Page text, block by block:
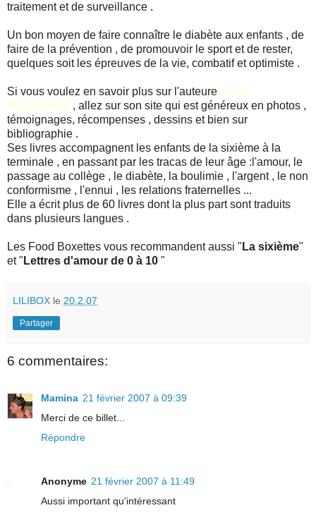
traitement et de surveillance .
Un bon moyen de faire connaître le diabète aux enfants , de
faire de la prévention , de promouvoir le sport et de rester,
quelques soit les épreuves de la vie, combatif et optimiste .
Si vous voulez en savoir plus sur l'auteure Susie
Morgenstern , allez sur son site qui est généreux en photos ,
témoignages, récompenses , dessins et bien sur
bibliographie .
Ses livres accompagnent les enfants de la sixième à la
terminale , en passant par les tracas de leur âge :l'amour, le
passage au collège , le diabète, la boulimie , l'argent , le non
conformisme , l'ennui , les relations fraternelles ...
Elle a écrit plus de 60 livres dont la plus part sont traduits
dans plusieurs langues .
Les Food Boxettes vous recommandent aussi " La sixième"
et " Lettres d'amour de 0 à 10 "
LILIBOX le 20.2.07
Partager
6 commentaires:
Mamina 21 février 2007 à 09:39
Merci de ce billet...
Répondre
Anonyme 21 février 2007 à 11:49
Aussi important qu'intéressant